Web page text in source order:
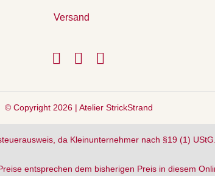
Versand
© Copyright 2026 | Atelier StrickStrand
da Kleinunternehmer nach §19 (1) UStG.
entsprechen dem bisherigen Preis in diesem